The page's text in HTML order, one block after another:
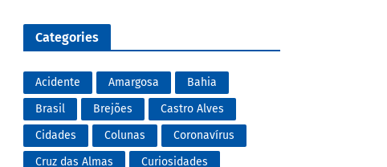
Categories
Acidente Amargosa
Bahia
Brasil
Brejões
Castro Alves
Cidades
Colunas
Coronavírus
Cruz das Almas
Curiosidades